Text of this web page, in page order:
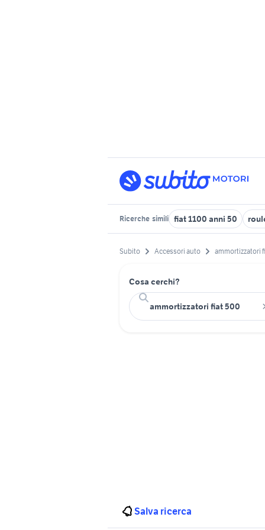
Ricerche simili fiat 1100 anni 50
Subito Accessori auto ammortizzatori
Cosa cerchi?
Salva ricerca